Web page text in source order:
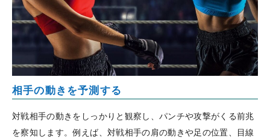
相手の動きを予測する
対戦相手の動きをしっかりと観察し、パンチや攻撃がくる前兆
を察知します。例えば、対戦相手の肩の動きや足の位置、目線